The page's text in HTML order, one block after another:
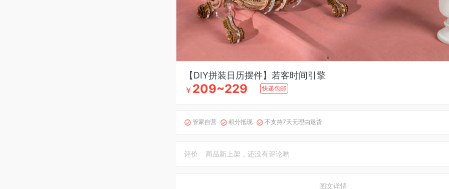
【DIY拼装日历摆件】若客时间引擎
￥ 209~229 快递包邮
 管家自营  积分抵现  不支持7天无理由退货
评价 商品新上架，还没有评论哟
图文详情